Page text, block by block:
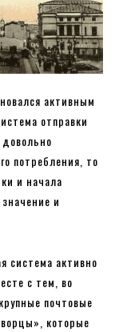
активным
отправки
потребления, то
и начала
и
система активно
с тем, во
почтовые
которые